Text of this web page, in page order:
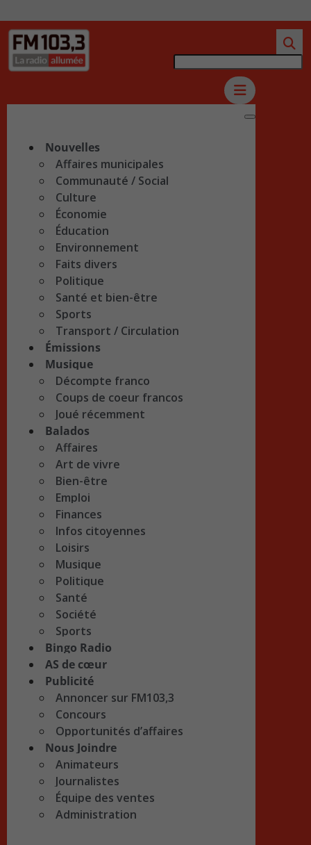
Nouvelles
Affaires municipales
Communauté / Social
Culture
Économie
Éducation
Environnement
Faits divers
Politique
Santé et bien-être
Sports
Transport / Circulation
Émissions
Musique
Décompte franco
Coups de coeur francos
Joué récemment
Balados
Affaires
Art de vivre
Bien-être
Emploi
Finances
Infos citoyennes
Loisirs
Musique
Politique
Santé
Société
Sports
Bingo Radio
AS de cœur
Publicité
Annoncer sur FM103,3
Concours
Opportunités d’affaires
Nous Joindre
Animateurs
Journalistes
Équipe des ventes
Administration